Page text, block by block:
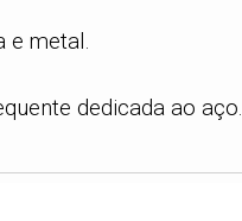
e metal.
dedicada ao aço.